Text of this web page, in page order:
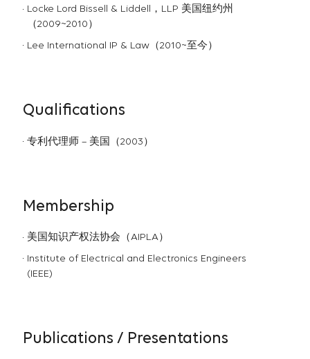
Locke Lord Bissell & Liddell，LLP 美国纽约州
（2009~2010）
Lee International IP & Law（2010~至今）
Qualifications
专利代理师 – 美国（2003）
Membership
美国知识产权法协会（AIPLA）
Institute of Electrical and Electronics Engineers
(IEEE)
Publications / Presentations